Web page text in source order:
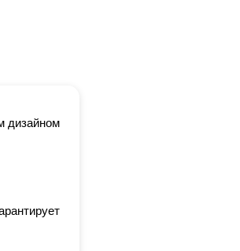
дизайном